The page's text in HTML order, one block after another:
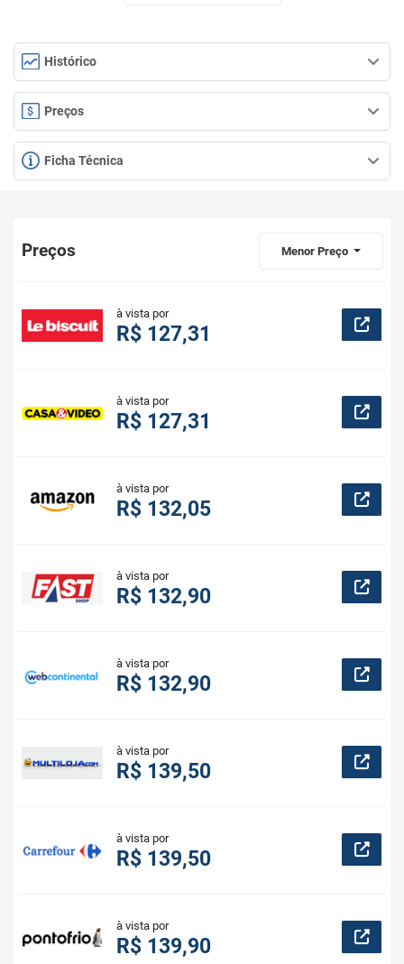
Histórico
Preços
Ficha Técnica
Preços Menor Preço
à vista por
R$ 127,31
à vista por
R$ 127,31
à vista por
R$ 132,05
à vista por
R$ 132,90
à vista por
R$ 132,90
à vista por
R$ 139,50
à vista por
R$ 139,50
à vista por
R$ 139,90